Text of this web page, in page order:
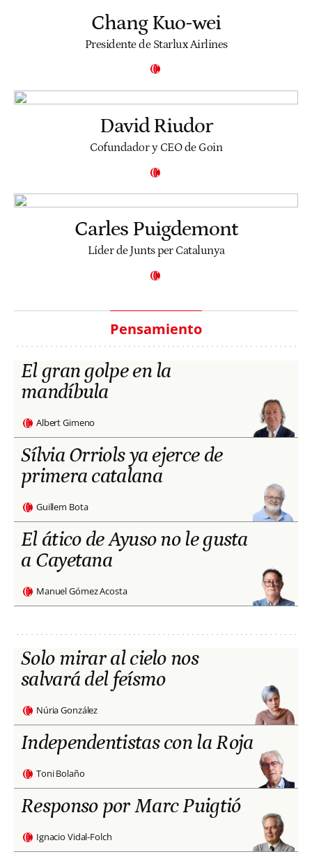
Chang Kuo-wei
Presidente de Starlux Airlines
David Riudor
Cofundador y CEO de Goin
Carles Puigdemont
Líder de Junts per Catalunya
Pensamiento
El gran golpe en la
mandíbula
Albert Gimeno
Sílvia Orriols ya ejerce de
primera catalana
Guillem Bota
El ático de Ayuso no le gusta
a Cayetana
Manuel Gómez Acosta
Solo mirar al cielo nos
salvará del feísmo
Núria González
Independentistas con la Roja
Toni Bolaño
Responso por Marc Puigtió
Ignacio Vidal-Folch